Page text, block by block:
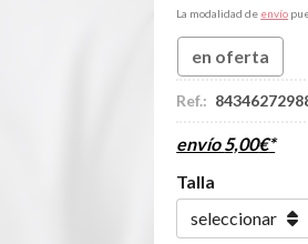
La modalidad de envío
en oferta
Ref.:
envío5,00€*
Talla